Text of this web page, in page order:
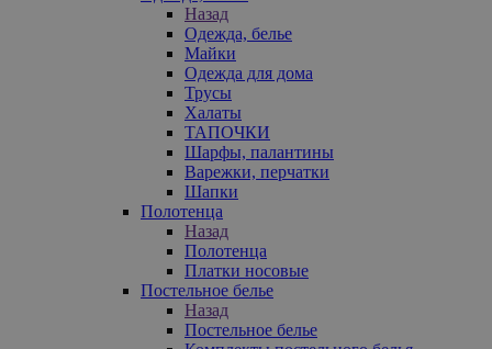
Назад
Одежда, белье
Майки
Одежда для дома
Трусы
Халаты
ТАПОЧКИ
Шарфы, палантины
Варежки, перчатки
Шапки
Полотенца
Назад
Полотенца
Платки носовые
Постельное белье
Назад
Постельное белье